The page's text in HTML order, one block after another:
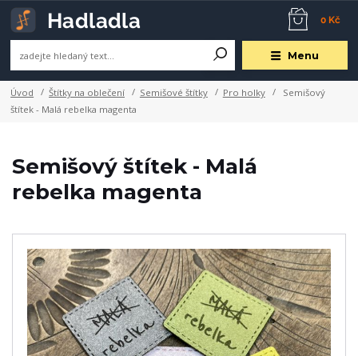
Menu
0 Kč
Úvod Štítky na oblečení Semišové štítky Pro holky
Semišový
štítek - Malá rebelka magenta
Semišový štítek - Malá
rebelka magenta